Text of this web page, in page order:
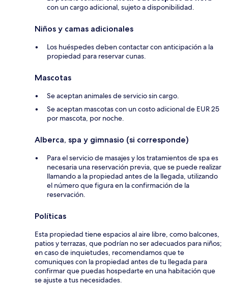
con un cargo adicional, sujeto a disponibilidad.
Niños y camas adicionales
Los huéspedes deben contactar con anticipación a la
propiedad para reservar cunas.
Mascotas
Se aceptan animales de servicio sin cargo.
Se aceptan mascotas con un costo adicional de EUR 25
por mascota, por noche.
Alberca, spa y gimnasio (si corresponde)
Para el servicio de masajes y los tratamientos de spa es
necesaria una reservación previa, que se puede realizar
llamando a la propiedad antes de la llegada, utilizando
el número que figura en la confirmación de la
reservación.
Políticas
Esta propiedad tiene espacios al aire libre, como balcones,
patios y terrazas, que podrían no ser adecuados para niños;
en caso de inquietudes, recomendamos que te
comuniques con la propiedad antes de tu llegada para
confirmar que puedas hospedarte en una habitación que
se ajuste a tus necesidades.